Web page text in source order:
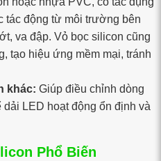
tác động từ môi trường bên
va đập. Vỏ bọc silicon cũng
tạo hiệu ứng mềm mại, tránh
khác: Giúp điều chỉnh dòng
LED hoạt động ổn định và
Phổ Biến